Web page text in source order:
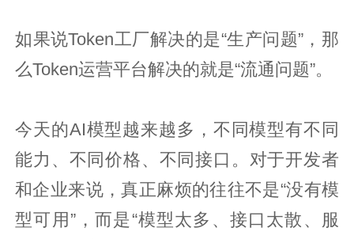
如果说Token工厂解决的是“生产问题”，那
么Token运营平台解决的就是“流通问题”。
今天的AI模型越来越多，不同模型有不同
能力、不同价格、不同接口。对于开发者
和企业来说，真正麻烦的往往不是“没有模
型可用”，而是“模型太多、接口太散、服